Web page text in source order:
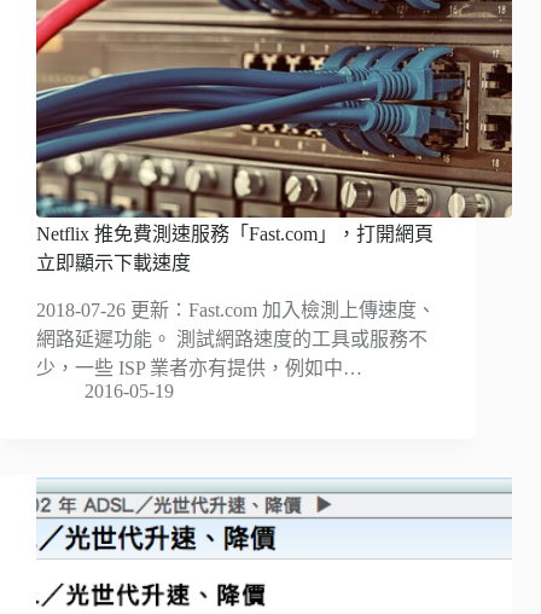
Netflix 推免費測速服務「Fast.com」，打開網頁
立即顯示下載速度
2018-07-26 更新：Fast.com 加入檢測上傳速度、
網路延遲功能。 測試網路速度的工具或服務不
少，一些 ISP 業者亦有提供，例如中…
2016-05-19